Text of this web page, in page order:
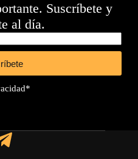
Suscríbete y
al día.
*